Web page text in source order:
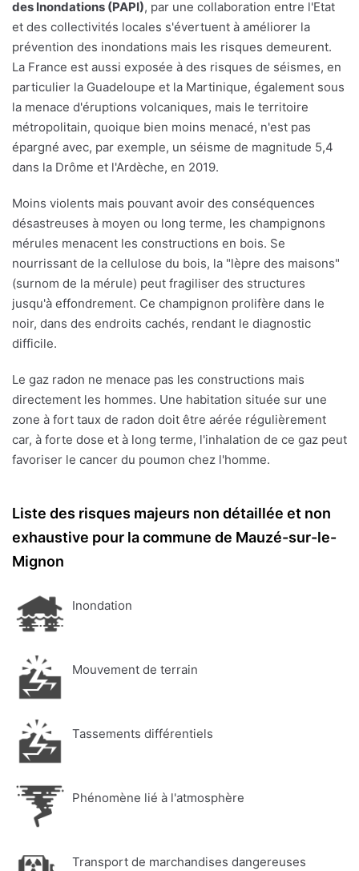
des Inondations (PAPI), par une collaboration entre l'Etat
et des collectivités locales s'évertuent à améliorer la
prévention des inondations mais les risques demeurent.
La France est aussi exposée à des risques de séismes, en
particulier la Guadeloupe et la Martinique, également sous
la menace d'éruptions volcaniques, mais le territoire
métropolitain, quoique bien moins menacé, n'est pas
épargné avec, par exemple, un séisme de magnitude 5,4
dans la Drôme et l'Ardèche, en 2019.
Moins violents mais pouvant avoir des conséquences
désastreuses à moyen ou long terme, les champignons
mérules menacent les constructions en bois. Se
nourrissant de la cellulose du bois, la "lèpre des maisons"
(surnom de la mérule) peut fragiliser des structures
jusqu'à effondrement. Ce champignon prolifère dans le
noir, dans des endroits cachés, rendant le diagnostic
difficile.
Le gaz radon ne menace pas les constructions mais
directement les hommes. Une habitation située sur une
zone à fort taux de radon doit être aérée régulièrement
car, à forte dose et à long terme, l'inhalation de ce gaz peut
favoriser le cancer du poumon chez l'homme.
Liste des risques majeurs non détaillée et non
exhaustive pour la commune de Mauzé-sur-le-
Mignon
Inondation
Mouvement de terrain
Tassements différentiels
Phénomène lié à l'atmosphère
Transport de marchandises dangereuses